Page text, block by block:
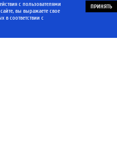
с пользователями
вы выражаете свое
в соответствии с
ПРИНЯТЬ